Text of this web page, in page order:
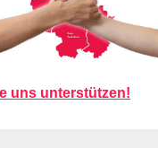
uns unterstützen!